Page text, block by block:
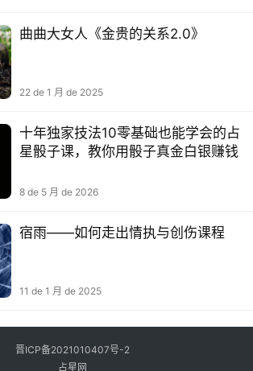
曲曲大女人《金贵的关系2.0》
22 de 1 月 de 2025
十年独家技法10零基础也能学会的占
星骰子课，教你用骰子真金白银赚钱
8 de 5 月 de 2026
宿雨——如何走出情执与创伤​课程
11 de 1 月 de 2025
晋ICP备2021010407号-2
占星网